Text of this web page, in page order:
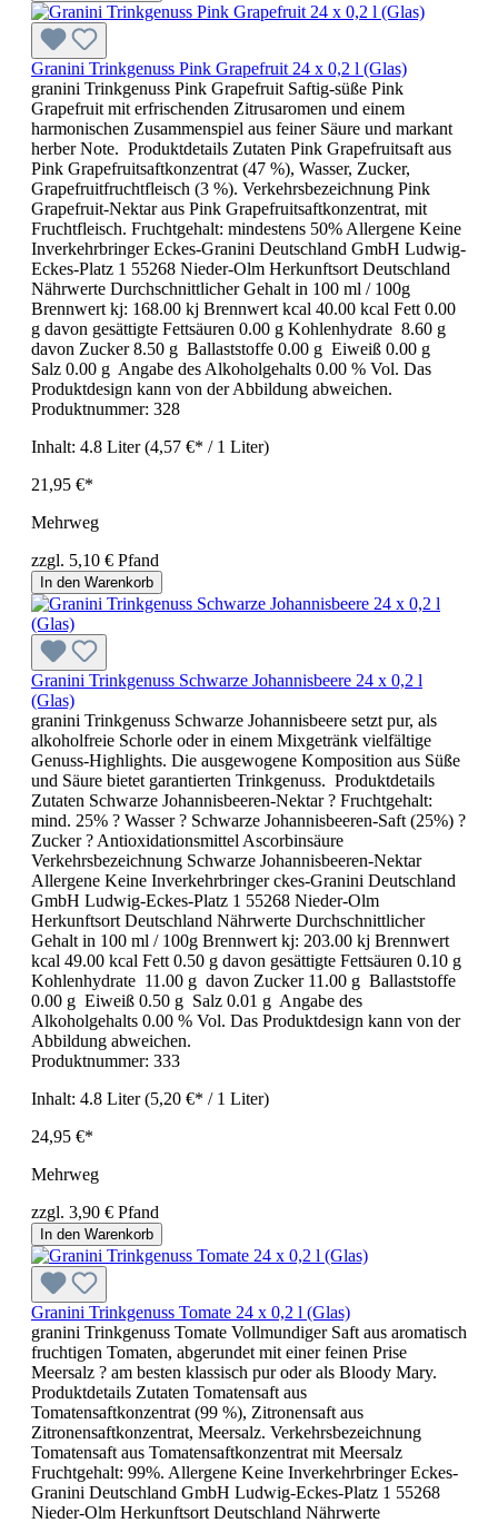
Granini Trinkgenuss Pink Grapefruit 24 x 0,2 l (Glas)
granini Trinkgenuss Pink Grapefruit Saftig-süße Pink
Grapefruit mit erfrischenden Zitrusaromen und einem
harmonischen Zusammenspiel aus feiner Säure und markant
herber Note. Produktdetails Zutaten Pink Grapefruitsaft aus
Pink Grapefruitsaftkonzentrat (47 %), Wasser, Zucker,
Grapefruitfruchtfleisch (3 %). Verkehrsbezeichnung Pink
Grapefruit-Nektar aus Pink Grapefruitsaftkonzentrat, mit
Fruchtfleisch. Fruchtgehalt: mindestens 50% Allergene Keine
Inverkehrbringer Eckes-Granini Deutschland GmbH Ludwig-
Eckes-Platz 1 55268 Nieder-Olm Herkunftsort Deutschland
Nährwerte Durchschnittlicher Gehalt in 100 ml / 100g
Brennwert kj: 168.00 kj Brennwert kcal 40.00 kcal Fett 0.00
g davon gesättigte Fettsäuren 0.00 g Kohlenhydrate 8.60 g
davon Zucker 8.50 g Ballaststoffe 0.00 g Eiweiß 0.00 g
Salz 0.00 g Angabe des Alkoholgehalts 0.00 % Vol. Das
Produktdesign kann von der Abbildung abweichen.
Produktnummer: 328
Inhalt: 4.8 Liter(4,57 €* / 1 Liter)
21,95 €*
Mehrweg
zzgl. 5,10 € Pfand
In den Warenkorb
Granini Trinkgenuss Schwarze Johannisbeere 24 x 0,2 l
(Glas)
granini Trinkgenuss Schwarze Johannisbeere setzt pur, als
alkoholfreie Schorle oder in einem Mixgetränk vielfältige
Genuss-Highlights. Die ausgewogene Komposition aus Süße
und Säure bietet garantierten Trinkgenuss. Produktdetails
Zutaten Schwarze Johannisbeeren-Nektar ? Fruchtgehalt:
mind. 25% ? Wasser ? Schwarze Johannisbeeren-Saft (25%) ?
Zucker ? Antioxidationsmittel Ascorbinsäure
Verkehrsbezeichnung Schwarze Johannisbeeren-Nektar
Allergene Keine Inverkehrbringer ckes-Granini Deutschland
GmbH Ludwig-Eckes-Platz 1 55268 Nieder-Olm
Herkunftsort Deutschland Nährwerte Durchschnittlicher
Gehalt in 100 ml / 100g Brennwert kj: 203.00 kj Brennwert
kcal 49.00 kcal Fett 0.50 g davon gesättigte Fettsäuren 0.10 g
Kohlenhydrate 11.00 g davon Zucker 11.00 g Ballaststoffe
0.00 g Eiweiß 0.50 g Salz 0.01 g Angabe des
Alkoholgehalts 0.00 % Vol. Das Produktdesign kann von der
Abbildung abweichen.
Produktnummer: 333
Inhalt: 4.8 Liter(5,20 €* / 1 Liter)
24,95 €*
Mehrweg
zzgl. 3,90 € Pfand
In den Warenkorb
Granini Trinkgenuss Tomate 24 x 0,2 l (Glas)
granini Trinkgenuss Tomate Vollmundiger Saft aus aromatisch
fruchtigen Tomaten, abgerundet mit einer feinen Prise
Meersalz ? am besten klassisch pur oder als Bloody Mary.
Produktdetails Zutaten Tomatensaft aus
Tomatensaftkonzentrat (99 %), Zitronensaft aus
Zitronensaftkonzentrat, Meersalz. Verkehrsbezeichnung
Tomatensaft aus Tomatensaftkonzentrat mit Meersalz
Fruchtgehalt: 99%. Allergene Keine Inverkehrbringer Eckes-
Granini Deutschland GmbH Ludwig-Eckes-Platz 1 55268
Nieder-Olm Herkunftsort Deutschland Nährwerte